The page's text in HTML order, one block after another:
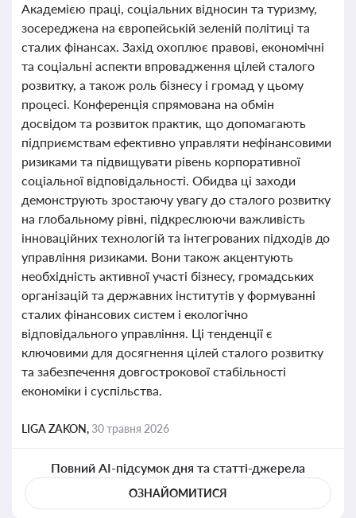
Академією праці, соціальних відносин та туризму,
зосереджена на європейській зеленій політиці та
сталих фінансах. Захід охоплює правові, економічні
та соціальні аспекти впровадження цілей сталого
розвитку, а також роль бізнесу і громад у цьому
процесі. Конференція спрямована на обмін
досвідом та розвиток практик, що допомагають
підприємствам ефективно управляти нефінансовими
ризиками та підвищувати рівень корпоративної
соціальної відповідальності. Обидва ці заходи
демонструють зростаючу увагу до сталого розвитку
на глобальному рівні, підкреслюючи важливість
інноваційних технологій та інтегрованих підходів до
управління ризиками. Вони також акцентують
необхідність активної участі бізнесу, громадських
організацій та державних інститутів у формуванні
сталих фінансових систем і екологічно
відповідального управління. Ці тенденції є
ключовими для досягнення цілей сталого розвитку
та забезпечення довгострокової стабільності
економіки і суспільства.
LIGA ZAKON,30 травня 2026
Повний AI-підсумок дня та статті-джерела
ОЗНАЙОМИТИСЯ